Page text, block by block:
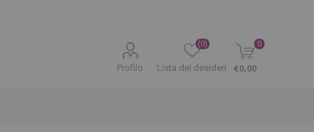
Profilo Lista dei desideri
(0) 0
€0,00